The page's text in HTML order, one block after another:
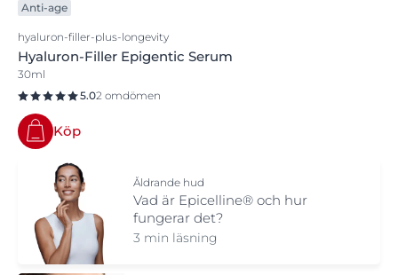
Anti-age
hyaluron-filler-plus-longevity
Hyaluron-Filler Epigentic Serum
30ml
5.02 omdömen
Köp
Åldrande hud
Vad är Epicelline® och hur
fungerar det?
3 min läsning